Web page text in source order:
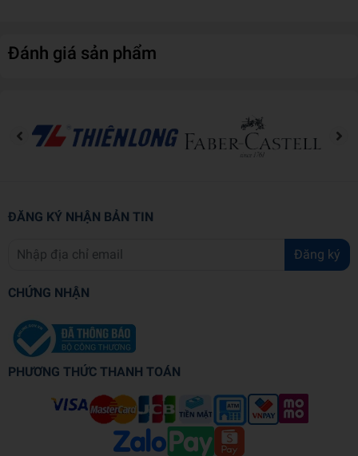
Đánh giá sản phẩm
ĐĂNG KÝ NHẬN BẢN TIN
Đăng ký
CHỨNG NHẬN
PHƯƠNG THỨC THANH TOÁN